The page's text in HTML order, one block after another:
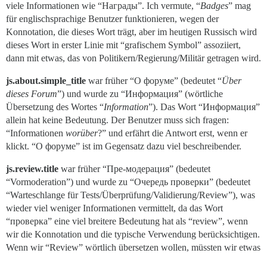
viele Informationen wie “Награды”. Ich vermute, “Badges” mag
für englischsprachige Benutzer funktionieren, wegen der
Konnotation, die dieses Wort trägt, aber im heutigen Russisch wird
dieses Wort in erster Linie mit “grafischem Symbol” assoziiert,
dann mit etwas, das von Politikern/Regierung/Militär getragen wird.
js.about.simple_title war früher “О форуме” (bedeutet “Über
dieses Forum”) und wurde zu “Информация” (wörtliche
Übersetzung des Wortes “Information”). Das Wort “Информация”
allein hat keine Bedeutung. Der Benutzer muss sich fragen:
“Informationen worüber?” und erfährt die Antwort erst, wenn er
klickt. “О форуме” ist im Gegensatz dazu viel beschreibender.
js.review.title war früher “Пре-модерация” (bedeutet
“Vormoderation”) und wurde zu “Очередь проверки” (bedeutet
“Warteschlange für Tests/Überprüfung/Validierung/Review”), was
wieder viel weniger Informationen vermittelt, da das Wort
“проверка” eine viel breitere Bedeutung hat als “review”, wenn
wir die Konnotation und die typische Verwendung berücksichtigen.
Wenn wir “Review” wörtlich übersetzen wollen, müssten wir etwas